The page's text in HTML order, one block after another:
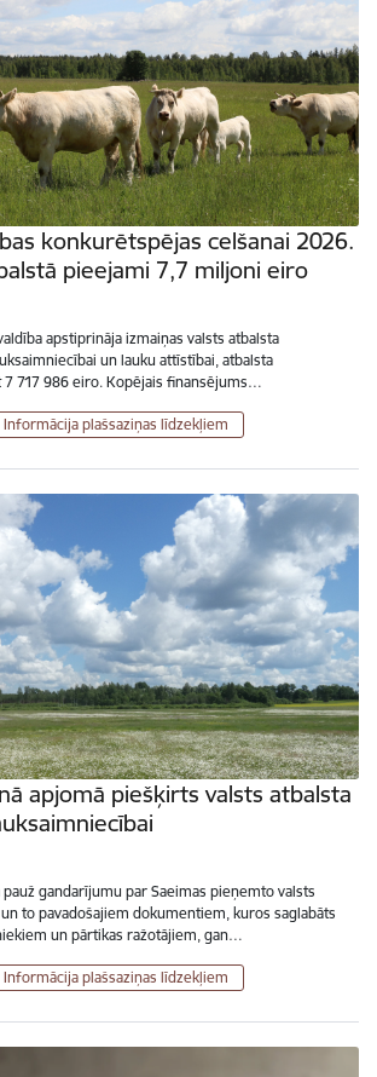
konkurētspējas celšanai 2026.
pieejami 7,7 miljoni eiro
apstiprināja izmaiņas valsts atbalsta
un lauku attīstībai, atbalsta
717 986 eiro. Kopējais finansējums…
Informācija plašsaziņas līdzekļiem
apjomā piešķirts valsts atbalsta
gandarījumu par Saeimas pieņemto valsts
to pavadošajiem dokumentiem, kuros saglabāts
un pārtikas ražotājiem, gan…
Informācija plašsaziņas līdzekļiem